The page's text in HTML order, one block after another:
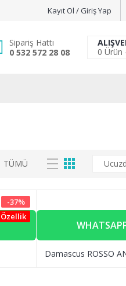
Kayıt Ol / Giriş Yap
Sipariş Hattı
0 532 572 28 08
0 Ürün
TÜMÜ
-37%
Özellik
Damascus ROSSO